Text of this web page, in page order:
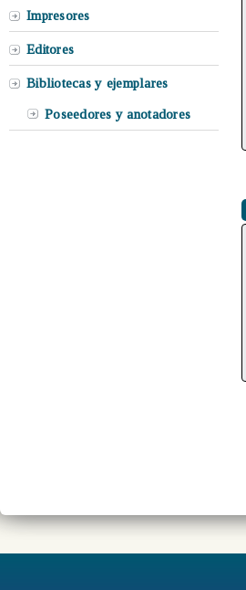
Impresores
Editores
Bibliotecas y ejemplares
Poseedores y anotadores